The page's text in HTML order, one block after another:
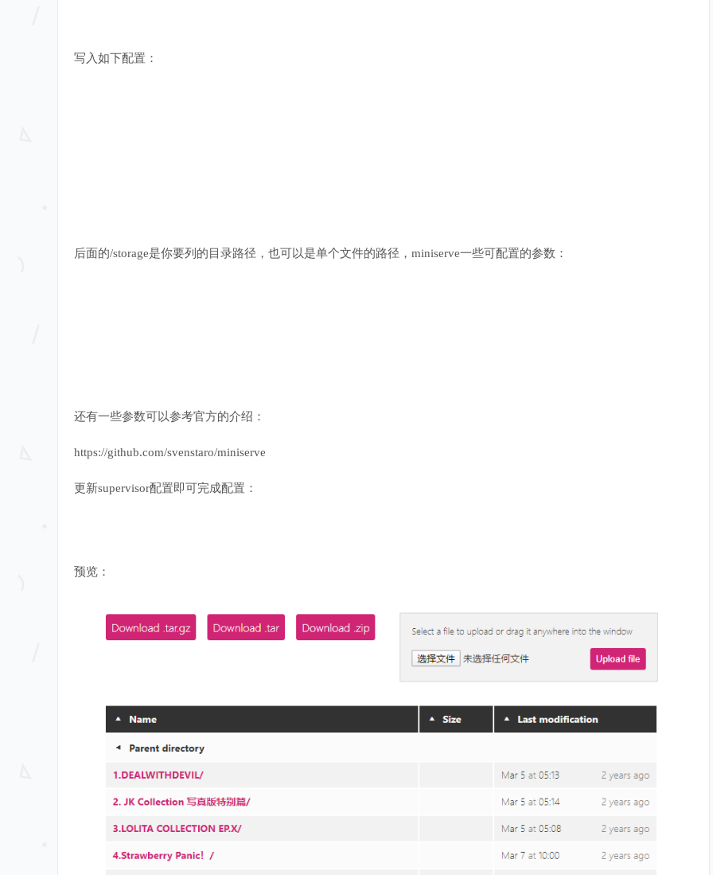
写入如下配置：
后面的/storage是你要列的目录路径，也可以是单个文件的路径，miniserve一些可配置的参数：
还有一些参数可以参考官方的介绍：
https://github.com/svenstaro/miniserve
更新supervisor配置即可完成配置：
预览：